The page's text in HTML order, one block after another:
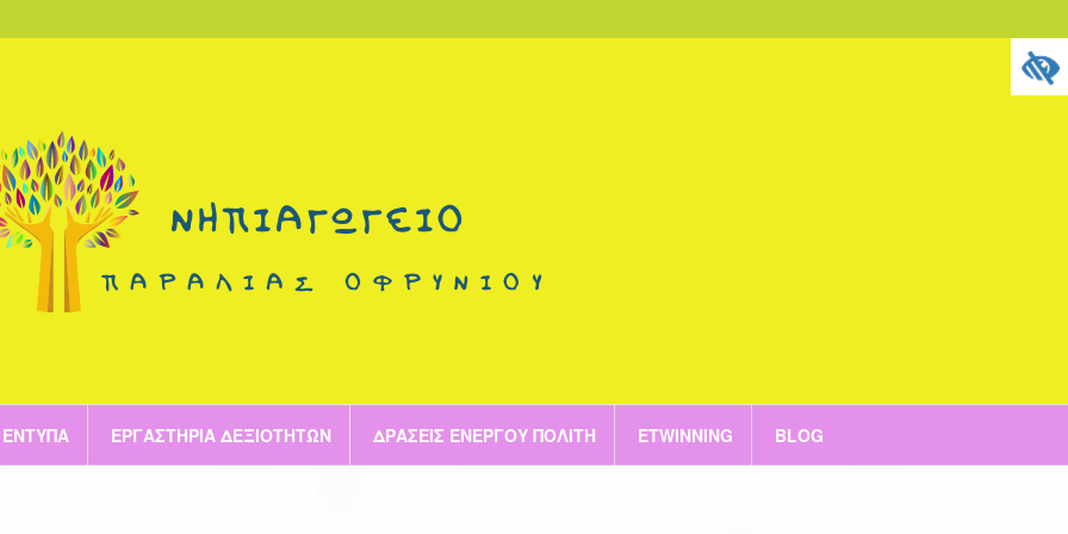
ΈΝΤΥΠΑ ΕΡΓΑΣΤΉΡΙΑ ΔΕΞΙΟΤΉΤΩΝ ΔΡΆΣΕΙΣ ΕΝΕΡΓΟΎ ΠΟΛΊΤΗ ETWINNING BLOG